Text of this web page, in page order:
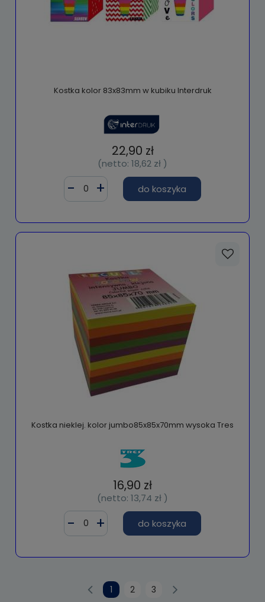
Kostka kolor 83x83mm w kubiku Interdruk
22,90 zł
(netto: 18,62 zł )
do koszyka
Kostka nieklej. kolor jumbo85x85x70mm wysoka Tres
16,90 zł
(netto: 13,74 zł )
do koszyka
1 2 3